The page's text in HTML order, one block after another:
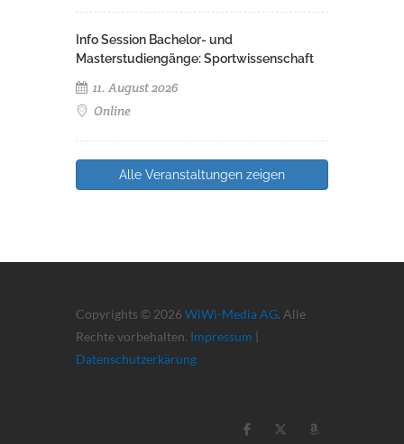
Info Session Bachelor- und
Masterstudiengänge: Sportwissenschaft
11. August 2026
Online
Alle Veranstaltungen zeigen
Copyrights © 2026 WiWi-Media AG. Alle
Rechte vorbehalten. Impressum |
Datenschutzerkärung